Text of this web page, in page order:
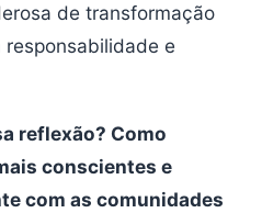
de transformação
e
reflexão? Como
conscientes e
com as comunidades